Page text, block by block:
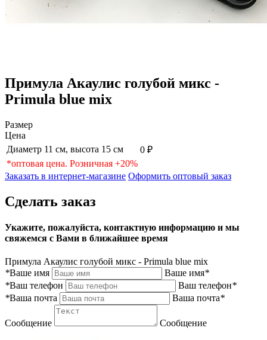
Примула Акаулис голубой микс -
Primula blue mix
Размер
Цена
Диаметр 11 см, высота 15 см
0 ₽
*оптовая цена. Розничная +20%
Заказать в интернет-магазине Оформить оптовый заказ
Сделать заказ
Укажите, пожалуйста, контактную информацию и мы
свяжемся с Вами в ближайшее время
Примула Акаулис голубой микс - Primula blue mix
*Ваше имя Ваше имя*
*Ваш телефон Ваш телефон*
*Ваша почта Ваша почта*
Сообщение Сообщение